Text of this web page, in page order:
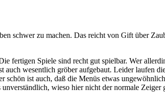
schwer zu machen. Das reicht von Gift über
fertigen Spiele sind recht gut spielbar. Wer
wesentlich gröber aufgebaut. Leider laufen
schön ist auch, daß die Menüs etwas
wieso hier nicht der normale